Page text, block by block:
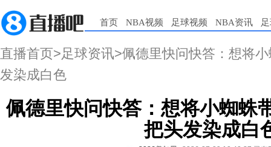
首页 NBA视频 足球视频 NBA资讯
直播首页>足球资讯>佩德里快问快答：想将
发染成白色
佩德里快问快答：想将小蜘蛛
把头发染成白